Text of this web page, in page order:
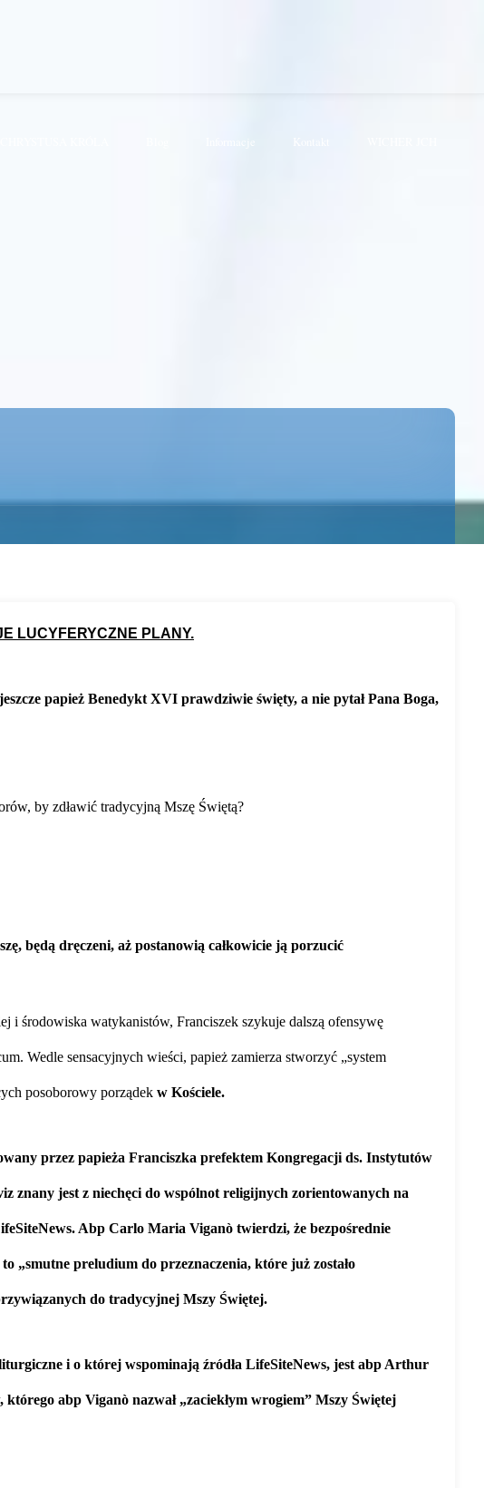
Informacje
LUCYFERYCZNE PLANY.
papież Benedykt XVI prawdziwie święty, a nie pytał Pana Boga,
by zdławić tradycyjną Mszę Świętą?
będą dręczeni, aż postanowią całkowicie ją porzucić
i środowiska watykanistów, Franciszek szykuje dalszą ofensywę
Wedle sensacyjnych wieści, papież zamierza stworzyć „system
posoborowy porządekw Kościele.
przez papieża Franciszka prefektem Kongregacji ds. Instytutów
znany jest z niechęci do wspólnot religijnych zorientowanych na
Abp Carlo Maria Viganò twierdzi, że bezpośrednie
„smutne preludium do przeznaczenia, które już zostało
do tradycyjnej Mszy Świętej.
i o której wspominają źródła LifeSiteNews, jest abp Arthur
abp Viganò nazwał „zaciekłym wrogiem” Mszy Świętej